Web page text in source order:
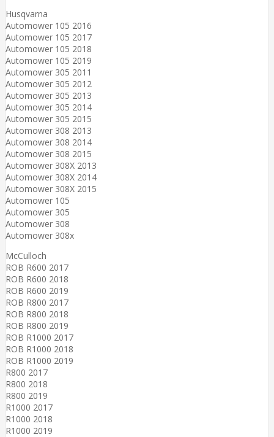
Husqvarna
Automower 105 2016
Automower 105 2017
Automower 105 2018
Automower 105 2019
Automower 305 2011
Automower 305 2012
Automower 305 2013
Automower 305 2014
Automower 305 2015
Automower 308 2013
Automower 308 2014
Automower 308 2015
Automower 308X 2013
Automower 308X 2014
Automower 308X 2015
Automower 105
Automower 305
Automower 308
Automower 308x
McCulloch
ROB R600 2017
ROB R600 2018
ROB R600 2019
ROB R800 2017
ROB R800 2018
ROB R800 2019
ROB R1000 2017
ROB R1000 2018
ROB R1000 2019
R800 2017
R800 2018
R800 2019
R1000 2017
R1000 2018
R1000 2019